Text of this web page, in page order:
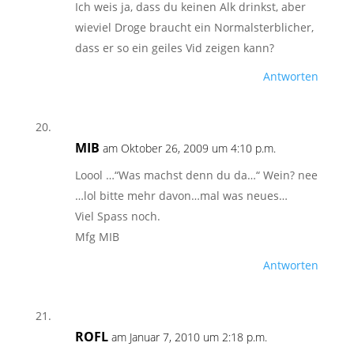
Ich weis ja, dass du keinen Alk drinkst, aber
wieviel Droge braucht ein Normalsterblicher,
dass er so ein geiles Vid zeigen kann?
Antworten
MIB am Oktober 26, 2009 um 4:10 p.m.
Loool …“Was machst denn du da…“ Wein? nee
…lol bitte mehr davon…mal was neues…
Viel Spass noch.
Mfg MIB
Antworten
ROFL am Januar 7, 2010 um 2:18 p.m.